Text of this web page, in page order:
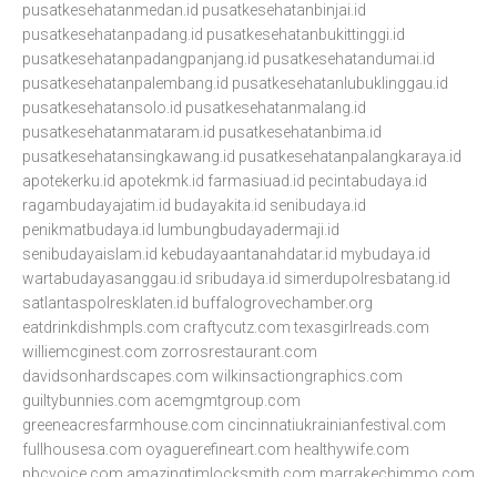
pusatkesehatanmedan.id pusatkesehatanbinjai.id
pusatkesehatanpadang.id pusatkesehatanbukittinggi.id
pusatkesehatanpadangpanjang.id pusatkesehatandumai.id
pusatkesehatanpalembang.id pusatkesehatanlubuklinggau.id
pusatkesehatansolo.id pusatkesehatanmalang.id
pusatkesehatanmataram.id pusatkesehatanbima.id
pusatkesehatansingkawang.id pusatkesehatanpalangkaraya.id
apotekerku.id apotekmk.id farmasiuad.id pecintabudaya.id
ragambudayajatim.id budayakita.id senibudaya.id
penikmatbudaya.id lumbungbudayadermaji.id
senibudayaislam.id kebudayaantanahdatar.id mybudaya.id
wartabudayasanggau.id sribudaya.id simerdupolresbatang.id
satlantaspolresklaten.id buffalogrovechamber.org
eatdrinkdishmpls.com craftycutz.com texasgirlreads.com
williemcginest.com zorrosrestaurant.com
davidsonhardscapes.com wilkinsactiongraphics.com
guiltybunnies.com acemgmtgroup.com
greeneacresfarmhouse.com cincinnatiukrainianfestival.com
fullhousesa.com oyaguerefineart.com healthywife.com